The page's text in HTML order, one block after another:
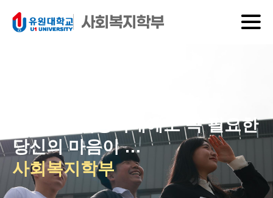
사회복지학부
4차 산업혁명시대에도 꼭 필요한
당신의 마음이
복지현장에서 힘이됩니다!
사회복지학부